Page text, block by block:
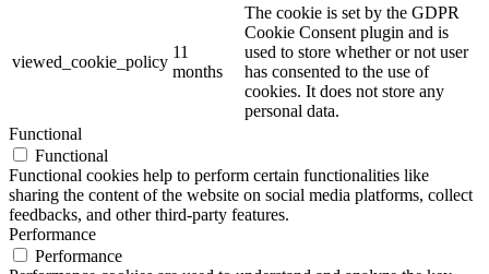
viewed_cookie_policy
11
months
The cookie is set by the GDPR
Cookie Consent plugin and is
used to store whether or not user
has consented to the use of
cookies. It does not store any
personal data.
Functional
Functional
Functional cookies help to perform certain functionalities like
sharing the content of the website on social media platforms, collect
feedbacks, and other third-party features.
Performance
Performance